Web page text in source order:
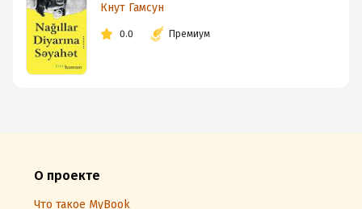
Кнут Гамсун
0.0 Премиум
О проекте
Что такое MyBook